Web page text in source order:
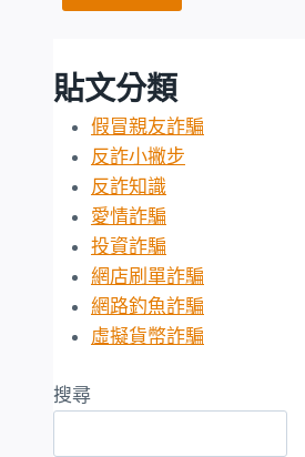
貼文分類
假冒親友詐騙
反詐小撇步
反詐知識
愛情詐騙
投資詐騙
網店刷單詐騙
網路釣魚詐騙
虛擬貨幣詐騙
搜尋